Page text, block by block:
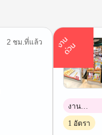
2 ชม.ที่แล้ว ง
า
น
ด่
ว
น
งาน
พาร์ทไทม์
1 อัตรา